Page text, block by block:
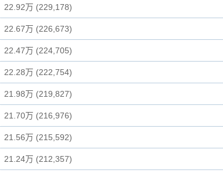
22.92万 (229,178)
22.67万 (226,673)
22.47万 (224,705)
22.28万 (222,754)
21.98万 (219,827)
21.70万 (216,976)
21.56万 (215,592)
21.24万 (212,357)